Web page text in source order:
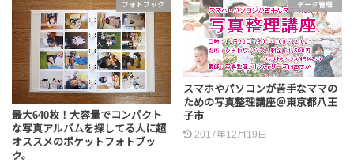
フォトブック
最大640枚！大容量でコンパクト
な写真アルバムを探してる人に超
オススメのポケットフォトブッ
ク。
データ管理
スマホやパソコンが苦手なママの
ための写真整理講座＠東京都八王
子市
2017年12月19日